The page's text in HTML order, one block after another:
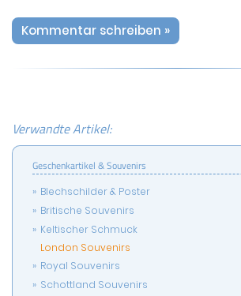
Kommentar schreiben »
Verwandte Artikel:
Geschenkartikel & Souvenirs
Blechschilder & Poster
Britische Souvenirs
Keltischer Schmuck
London Souvenirs
Royal Souvenirs
Schottland Souvenirs